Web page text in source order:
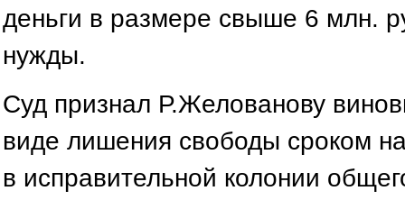
деньги в размере свыше 6 млн.
нужды.
Суд признал Р.Желованову
виде лишения свободы сроком
в исправительной колонии